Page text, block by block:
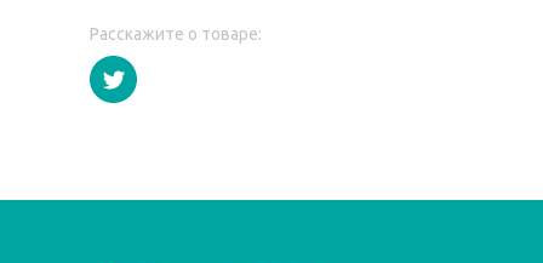
Расскажите о товаре: